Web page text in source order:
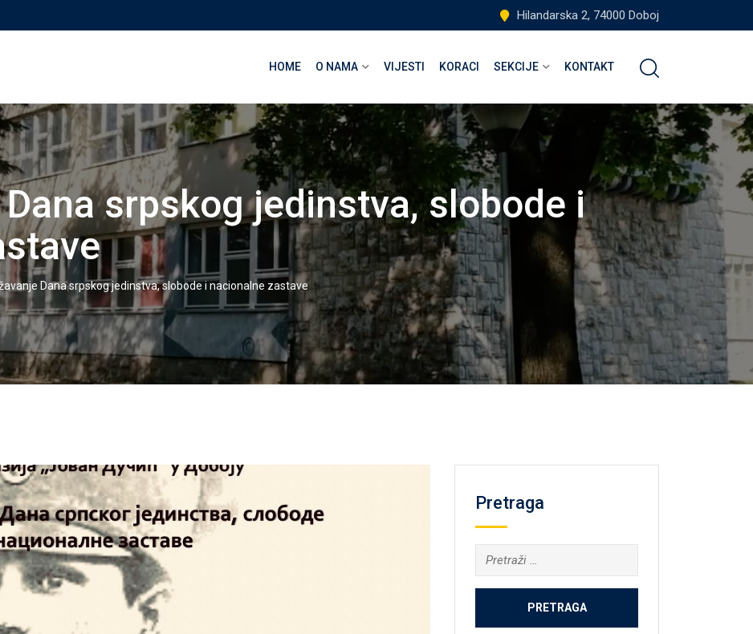
Hilandarska 2, 74000 Doboj
HOME O NAMA VIJESTI KORACI SEKCIJE KONTAKT
srpskog jedinstva, slobode i
Dana srpskog jedinstva, slobode i nacionalne zastave
Pretraga
Pretraga: